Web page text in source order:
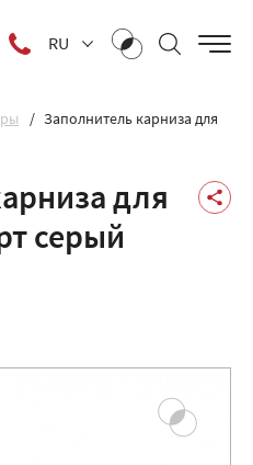
RU
Заполнитель карниза для
для
серый